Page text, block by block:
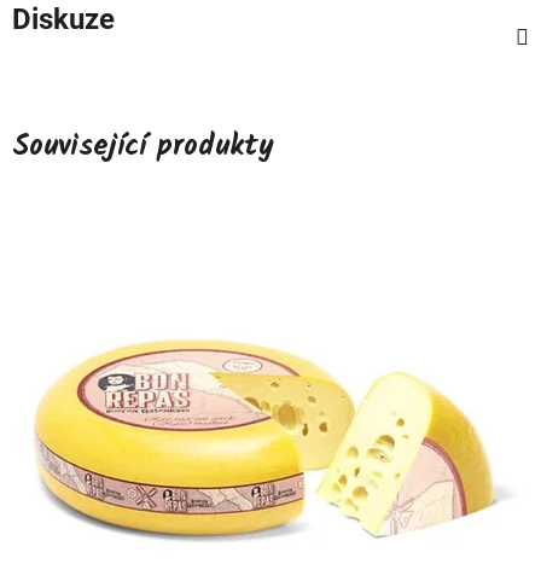
Diskuze
Související produkty